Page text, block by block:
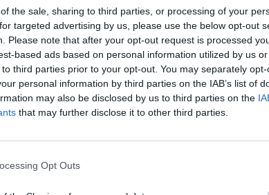
the sale, sharing to third parties, or processing of your
targeted advertising by us, please use the below opt-out
Please note that after your opt-out request is processed
based ads based on personal information utilized by us
third parties prior to your opt-out. You may separately
personal information by third parties on the IAB’s list of
may also be disclosed by us to third parties on the
that may further disclose it to other third parties.
Opt Outs
Italia Talent
17:40 - F1: a Milano la Notte delle
del motorsport
Festival
01:00 - F1: Gp Italia, show nel
del